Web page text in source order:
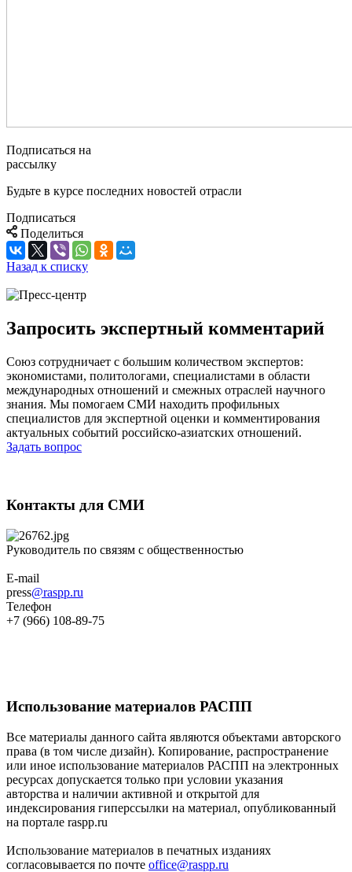
Подписаться на
рассылку
Будьте в курсе последних новостей отрасли
Подписаться
Поделиться
Назад к списку
Запросить экспертный комментарий
Союз сотрудничает с большим количеством экспертов:
экономистами, политологами, специалистами в области
международных отношений и смежных отраслей научного
знания. Мы помогаем СМИ находить профильных
специалистов для экспертной оценки и комментирования
актуальных событий российско-азиатских отношений.
Задать вопрос
Контакты для СМИ
Руководитель по связям с общественностью
E-mail
press@raspp.ru
Телефон
+7 (966) 108-89-75
Использование материалов РАСПП
Все материалы данного сайта являются объектами авторского
права (в том числе дизайн). Копирование, распространение
или иное использование материалов РАСПП на электронных
ресурсах допускается только при условии указания
авторства и наличии активной и открытой для
индексирования гиперссылки на материал, опубликованный
на портале raspp.ru
Использование материалов в печатных изданиях
согласовывается по почте office@raspp.ru